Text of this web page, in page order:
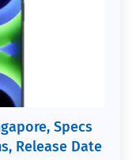
Specs
Release Date